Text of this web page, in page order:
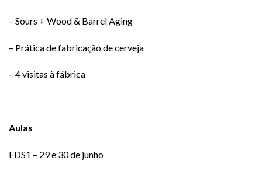
– Sours + Wood & Barrel Aging
– Prática de fabricação de cerveja
– 4 visitas à fábrica
Aulas
FDS1 – 29 e 30 de junho